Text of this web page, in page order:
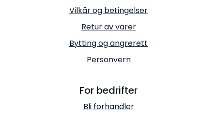
Vilkår og betingelser
Retur av varer
Bytting og angrerett
Personvern
For bedrifter
Bli forhandler